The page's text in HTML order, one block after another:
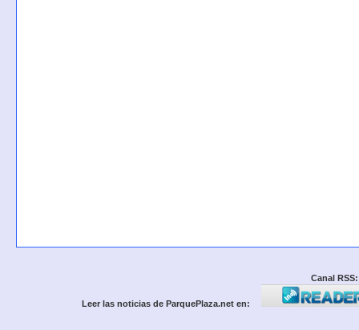
Canal RSS:
Leer las noticias de ParquePlaza.net en: